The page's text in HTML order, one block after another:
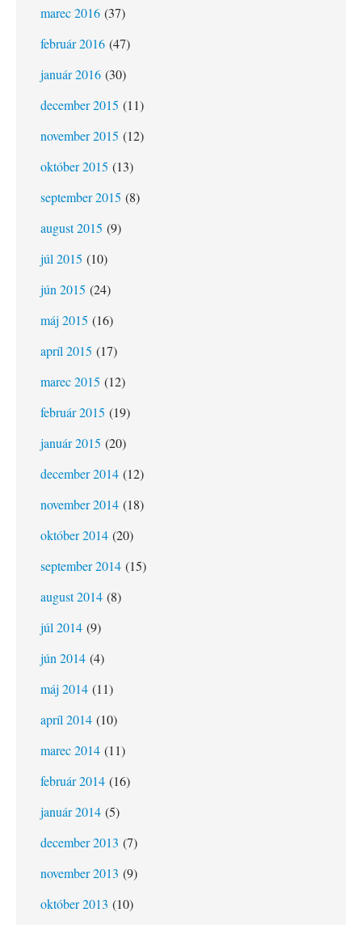
marec 2016 (37)
február 2016 (47)
január 2016 (30)
december 2015 (11)
november 2015 (12)
október 2015 (13)
september 2015 (8)
august 2015 (9)
júl 2015 (10)
jún 2015 (24)
máj 2015 (16)
apríl 2015 (17)
marec 2015 (12)
február 2015 (19)
január 2015 (20)
december 2014 (12)
november 2014 (18)
október 2014 (20)
september 2014 (15)
august 2014 (8)
júl 2014 (9)
jún 2014 (4)
máj 2014 (11)
apríl 2014 (10)
marec 2014 (11)
február 2014 (16)
január 2014 (5)
december 2013 (7)
november 2013 (9)
október 2013 (10)